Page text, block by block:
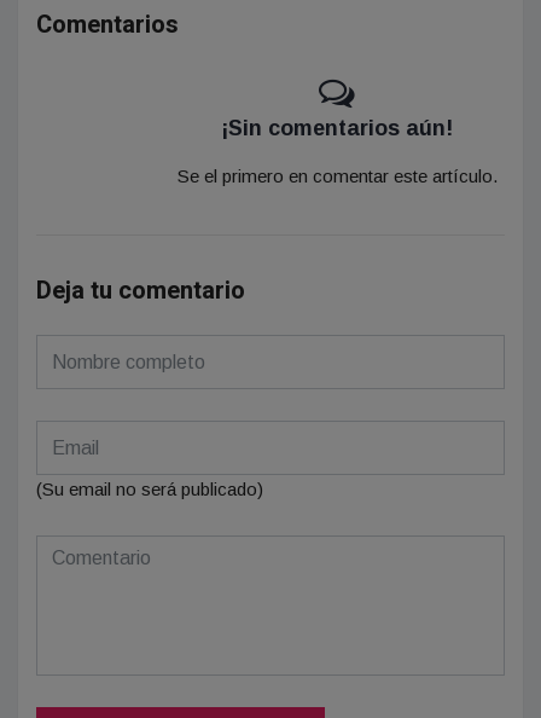
Comentarios
¡Sin comentarios aún!
Se el primero en comentar este artículo.
Deja tu comentario
(Su email no será publicado)